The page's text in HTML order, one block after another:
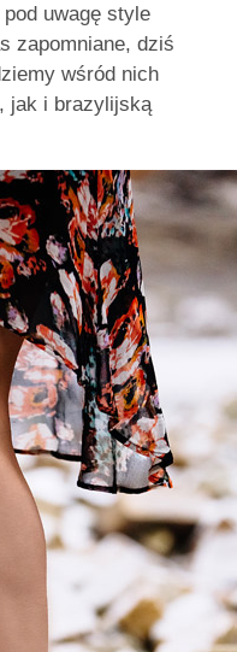
uwagę style
zapomniane, dziś
wśród nich
jak i brazylijską